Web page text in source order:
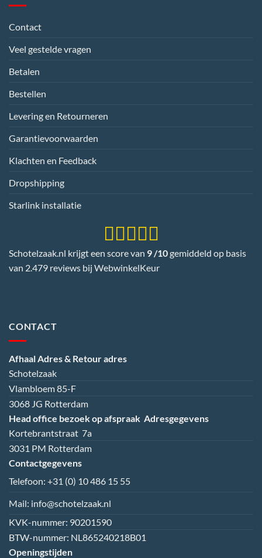
Contact
Veel gestelde vragen
Betalen
Bestellen
Levering en Retourneren
Garantievoorwaarden
Klachten en Feedback
Dropshipping
Starlink installatie
Schotelzaak.nl krijgt een score van 9 /10gemiddeld op basis
van 2.479 reviews bij WebwinkelKeur
CONTACT
Afhaal Adres & Retour adres
Schotelzaak
Vlambloem 85-F
3068 JG Rotterdam
Head office bezoek op afspraak Adresgegevens
Kortebrantstraat 7a
3031 PM Rotterdam
Contactgegevens
Telefoon: +31 (0) 10 486 15 55
Mail: info@schotelzaak.nl
KVK-nummer: 90201590
BTW-nummer: NL865240218B01
Openingstijden